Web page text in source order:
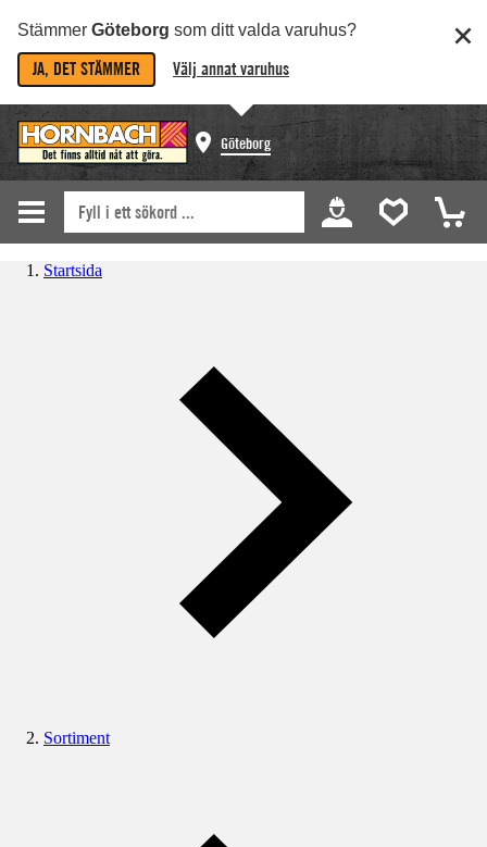
Stämmer Göteborg som ditt valda varuhus?
JA, DET STÄMMER Välj annat varuhus
Göteborg
Startsida
Sortiment